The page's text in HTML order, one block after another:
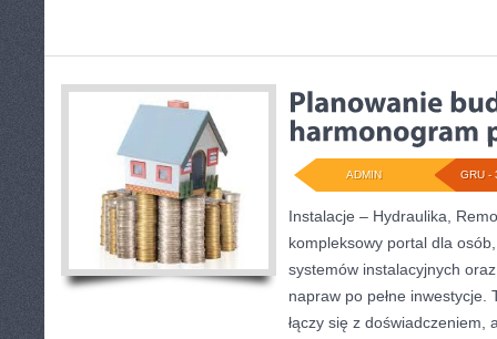
GRU -
ADMIN
Instalacje – Hydraulika,
kompleksowy portal dla
systemów instalacyjnych
napraw po pełne inwestycje.
łączy się z doświadczeniem,